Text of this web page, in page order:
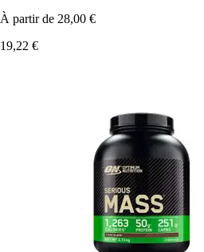
À partir de 28,00 €
19,22 €